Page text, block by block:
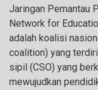
Jaringan Pemantau
Network for
adalah koalisi
coalition) yang
sipil (CSO) yang
mewujudkan